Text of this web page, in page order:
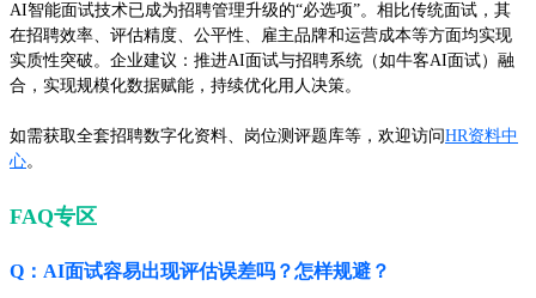
AI智能面试技术已成为招聘管理升级的“必选项”。相比传统面试，其
在招聘效率、评估精度、公平性、雇主品牌和运营成本等方面均实现
实质性突破。企业建议：推进AI面试与招聘系统（如牛客AI面试）融
合，实现规模化数据赋能，持续优化用人决策。
如需获取全套招聘数字化资料、岗位测评题库等，欢迎访问HR资料中
心。
FAQ专区
Q：AI面试容易出现评估误差吗？怎样规避？